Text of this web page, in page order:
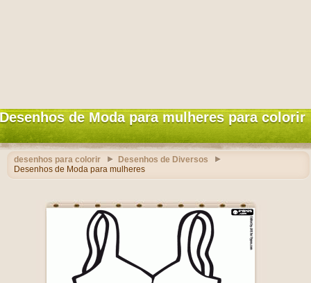
de Moda para mulheres para colorir
desenhos para colorir
Desenhos de Diversos
Desenhos de Moda para mulheres